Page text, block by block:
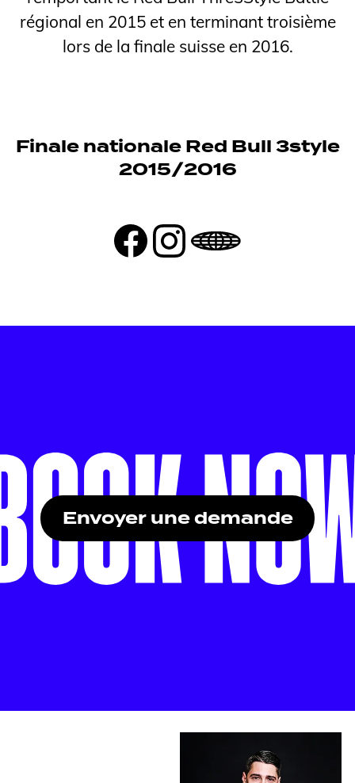
régional en 2015 et en terminant troisième
lors de la finale suisse en 2016.
Finale nationale Red Bull 3style
2015/2016
Envoyer une demande